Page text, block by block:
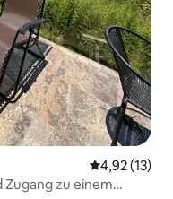
4,92 (13)
Zugang zu einem